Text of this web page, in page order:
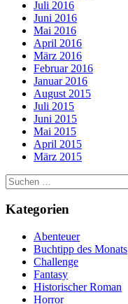
Juli 2016
Juni 2016
Mai 2016
April 2016
März 2016
Februar 2016
Januar 2016
August 2015
Juli 2015
Juni 2015
Mai 2015
April 2015
März 2015
Suchen
nach:
Kategorien
Abenteuer
Buchtipp des Monats
Challenge
Fantasy
Historischer Roman
Horror